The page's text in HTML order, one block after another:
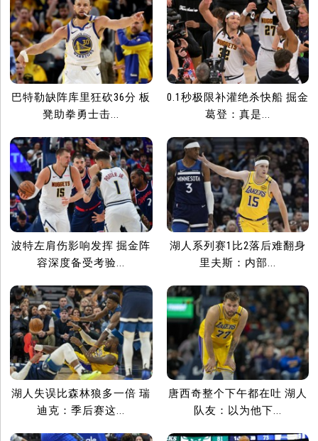
巴特勒缺阵库里狂砍36分 板
凳助拳勇士击...
0.1秒极限补灌绝杀快船 掘金
葛登：真是...
波特左肩伤影响发挥 掘金阵
容深度备受考验...
湖人系列赛1比2落后难翻身
里夫斯：内部...
湖人失误比森林狼多一倍 瑞
迪克：季后赛这...
唐西奇整个下午都在吐 湖人
队友：以为他下...